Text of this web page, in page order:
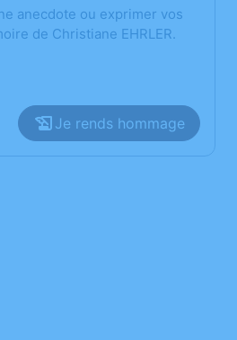
anecdote ou exprimer vos
de Christiane EHRLER.
Je rends hommage